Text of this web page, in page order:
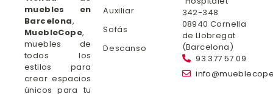
muebles en
Barcelona,
MuebleCope,
muebles de
todos los
estilos para
crear espacios
únicos para tu
Auxiliar
Sofás
Descanso
342-348
08940 Cornella
de Llobregat
(Barcelona)
93 377 57 09